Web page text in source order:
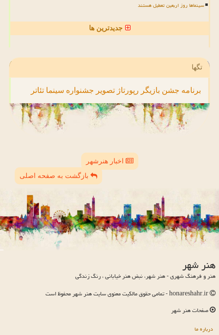
سینماها روز اربعین تعطیل هستند
جدیدترین ها
تگها
برنامه جشن بازیگر رپورتاژ تصویر جشنواره سینما تئاتر
اخبار هنرشهر
بازگشت به صفحه اصلی
هنر شهر
هنر و فرهنگ شهری - هنر شهر، نبض هنر خیابانی ، رنگ زندگی
صفحات هنر شهر
درباره ما